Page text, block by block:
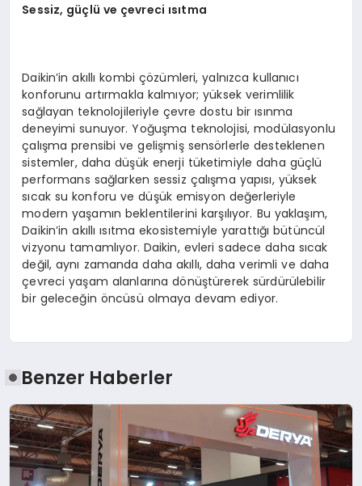
Sessiz, güçlü ve çevreci ısıtma
Daikin’in akıllı kombi çözümleri, yalnızca kullanıcı
konforunu artırmakla kalmıyor; yüksek verimlilik
sağlayan teknolojileriyle çevre dostu bir ısınma
deneyimi sunuyor. Yoğuşma teknolojisi, modülasyonlu
çalışma prensibi ve gelişmiş sensörlerle desteklenen
sistemler, daha düşük enerji tüketimiyle daha güçlü
performans sağlarken sessiz çalışma yapısı, yüksek
sıcak su konforu ve düşük emisyon değerleriyle
modern yaşamın beklentilerini karşılıyor. Bu yaklaşım,
Daikin’in akıllı ısıtma ekosistemiyle yarattığı bütüncül
vizyonu tamamlıyor. Daikin, evleri sadece daha sıcak
değil, aynı zamanda daha akıllı, daha verimli ve daha
çevreci yaşam alanlarına dönüştürerek sürdürülebilir
bir geleceğin öncüsü olmaya devam ediyor.
Benzer Haberler